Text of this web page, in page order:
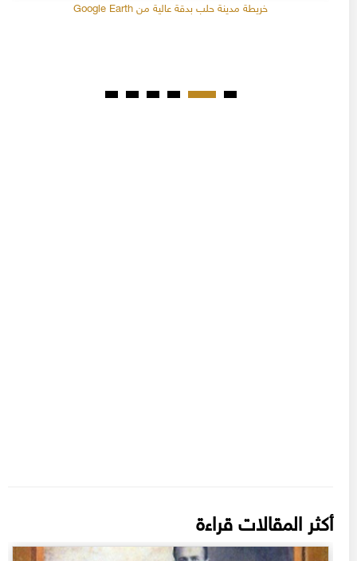
خريطة مدينة حلب بدقة عالية من Google Earth
أكثر المقالات قراءة